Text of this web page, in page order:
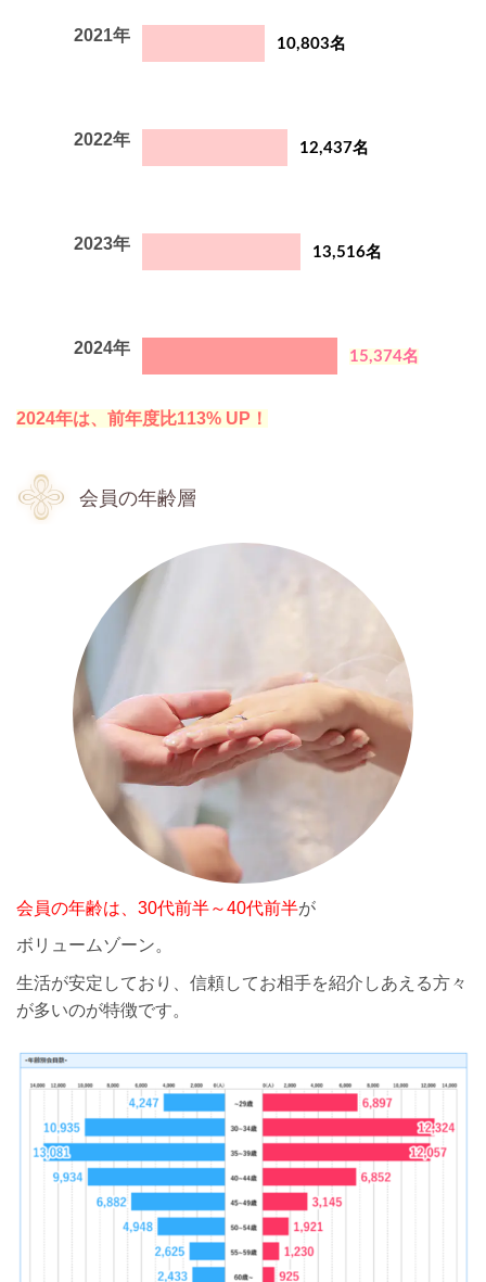
2021年 10,803名
2022年 12,437名
2023年 13,516名
2024年 15,374名
2024年は、前年度比113% UP！
会員の年齢層
会員の年齢は、30代前半～40代前半が
ボリュームゾーン。
生活が安定しており、信頼してお相手を紹介しあえる方々
が多いのが特徴です。